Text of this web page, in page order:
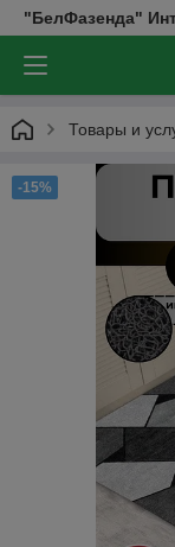
"БелФазенда"
Товары и
-15%